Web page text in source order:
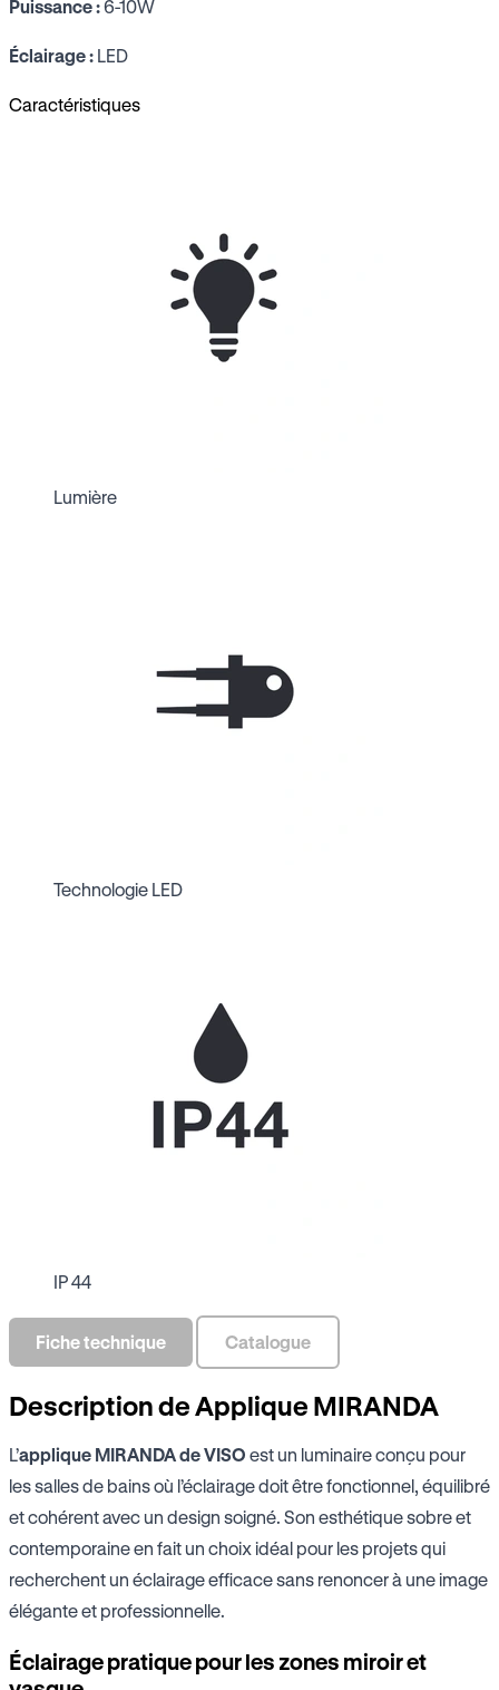
Puissance :6-10W
Éclairage : LED
Caractéristiques
Lumière
Technologie LED
IP 44
Fiche technique Catalogue
Description de Applique MIRANDA
L’applique MIRANDA de VISO est un luminaire conçu pour
les salles de bains où l’éclairage doit être fonctionnel, équilibré
et cohérent avec un design soigné. Son esthétique sobre et
contemporaine en fait un choix idéal pour les projets qui
recherchent un éclairage efficace sans renoncer à une image
élégante et professionnelle.
Éclairage pratique pour les zones miroir et